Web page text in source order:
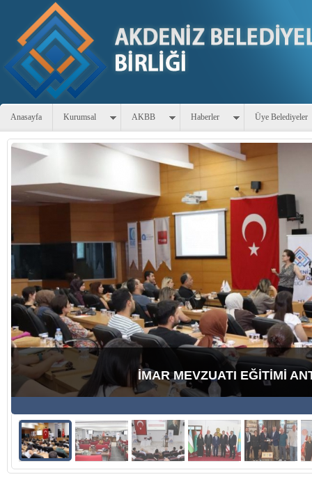
Anasayfa Kurumsal AKBB Haberler Üye Belediyeler
İMAR MEVZUATI EĞİTİMİ